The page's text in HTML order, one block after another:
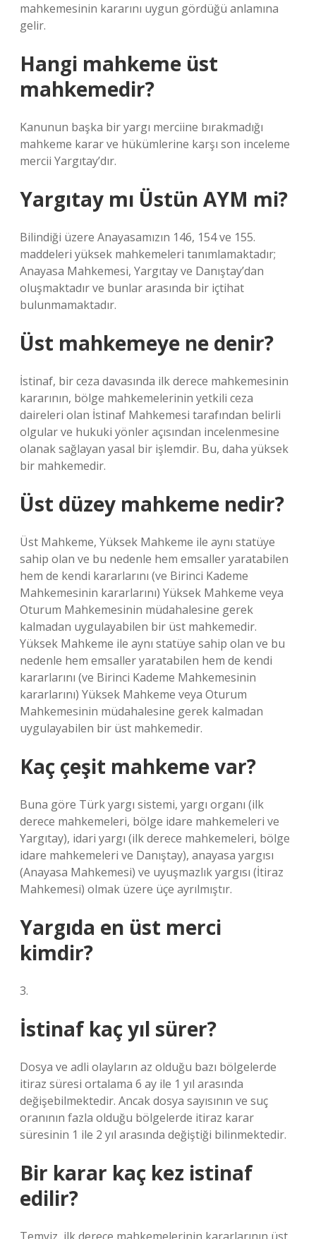
mahkemesinin kararını uygun gördüğü anlamına
gelir.
Hangi mahkeme üst
mahkemedir?
Kanunun başka bir yargı merciine bırakmadığı
mahkeme karar ve hükümlerine karşı son inceleme
mercii Yargıtay’dır.
Yargıtay mı Üstün AYM mi?
Bilindiği üzere Anayasamızın 146, 154 ve 155.
maddeleri yüksek mahkemeleri tanımlamaktadır;
Anayasa Mahkemesi, Yargıtay ve Danıştay’dan
oluşmaktadır ve bunlar arasında bir içtihat
bulunmamaktadır.
Üst mahkemeye ne denir?
İstinaf, bir ceza davasında ilk derece mahkemesinin
kararının, bölge mahkemelerinin yetkili ceza
daireleri olan İstinaf Mahkemesi tarafından belirli
olgular ve hukuki yönler açısından incelenmesine
olanak sağlayan yasal bir işlemdir. Bu, daha yüksek
bir mahkemedir.
Üst düzey mahkeme nedir?
Üst Mahkeme, Yüksek Mahkeme ile aynı statüye
sahip olan ve bu nedenle hem emsaller yaratabilen
hem de kendi kararlarını (ve Birinci Kademe
Mahkemesinin kararlarını) Yüksek Mahkeme veya
Oturum Mahkemesinin müdahalesine gerek
kalmadan uygulayabilen bir üst mahkemedir.
Yüksek Mahkeme ile aynı statüye sahip olan ve bu
nedenle hem emsaller yaratabilen hem de kendi
kararlarını (ve Birinci Kademe Mahkemesinin
kararlarını) Yüksek Mahkeme veya Oturum
Mahkemesinin müdahalesine gerek kalmadan
uygulayabilen bir üst mahkemedir.
Kaç çeşit mahkeme var?
Buna göre Türk yargı sistemi, yargı organı (ilk
derece mahkemeleri, bölge idare mahkemeleri ve
Yargıtay), idari yargı (ilk derece mahkemeleri, bölge
idare mahkemeleri ve Danıştay), anayasa yargısı
(Anayasa Mahkemesi) ve uyuşmazlık yargısı (İtiraz
Mahkemesi) olmak üzere üçe ayrılmıştır.
Yargıda en üst merci
kimdir?
3.
İstinaf kaç yıl sürer?
Dosya ve adli olayların az olduğu bazı bölgelerde
itiraz süresi ortalama 6 ay ile 1 yıl arasında
değişebilmektedir. Ancak dosya sayısının ve suç
oranının fazla olduğu bölgelerde itiraz karar
süresinin 1 ile 2 yıl arasında değiştiği bilinmektedir.
Bir karar kaç kez istinaf
edilir?